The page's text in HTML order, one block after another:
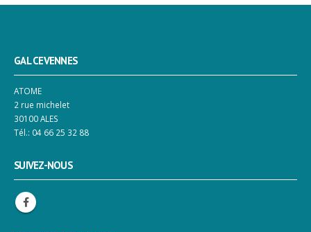
GAL CEVENNES
ATOME
2 rue michelet
30100 ALES
Tél.: 04 66 25 32 88
SUIVEZ-NOUS